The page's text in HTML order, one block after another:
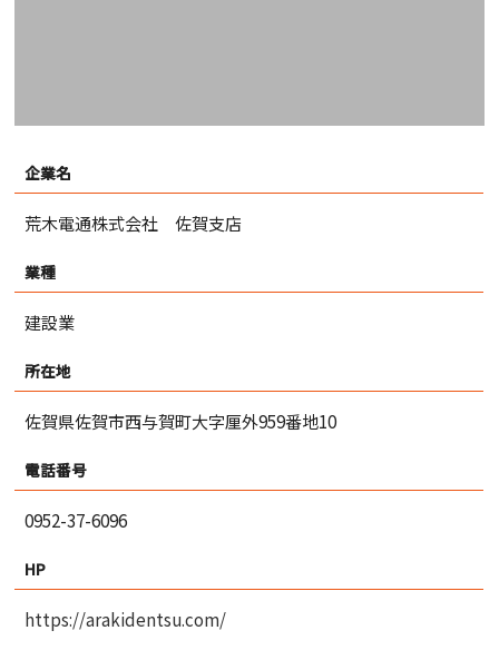
企業名
荒木電通株式会社 佐賀支店
業種
建設業
所在地
佐賀県佐賀市西与賀町大字厘外959番地10
電話番号
0952-37-6096
HP
https://arakidentsu.com/